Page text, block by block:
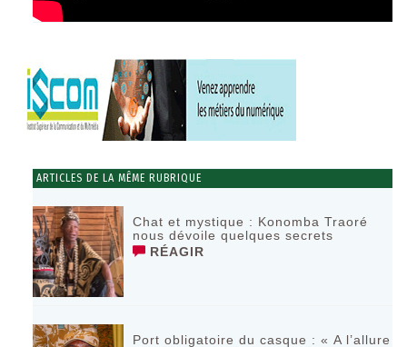
ARTICLES DE LA MÊME RUBRIQUE
Chat et mystique : Konomba Traoré
nous dévoile quelques secrets
RÉAGIR
Port obligatoire du casque : « A l’allure